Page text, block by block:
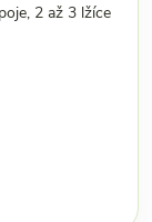
2 až 3 lžíce